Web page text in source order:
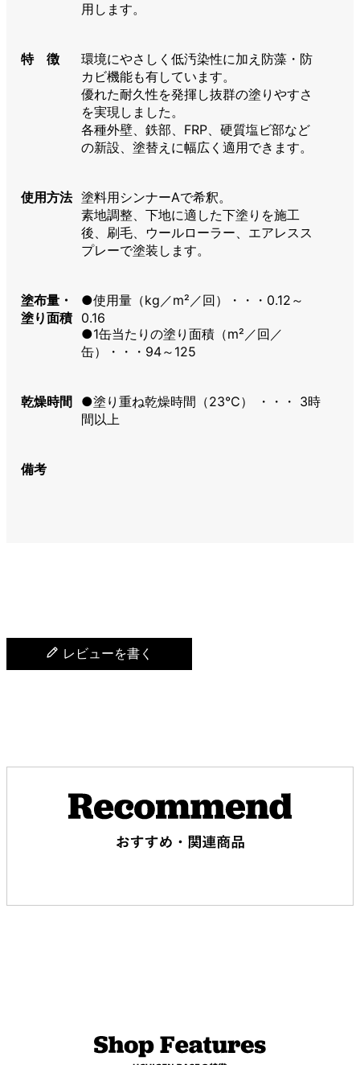
用します。
特 徴
環境にやさしく低汚染性に加え防藻・防
カビ機能も有しています。
優れた耐久性を発揮し抜群の塗りやすさ
を実現しました。
各種外壁、鉄部、FRP、硬質塩ビ部など
の新設、塗替えに幅広く適用できます。
使用方法 塗料用シンナーAで希釈。
素地調整、下地に適した下塗りを施工
後、刷毛、ウールローラー、エアレスス
プレーで塗装します。
塗布量・
塗り面積
●使用量（kg／m²／回）・・・0.12～
0.16
●1缶当たりの塗り面積（m²／回／
缶）・・・94～125
乾燥時間 ●塗り重ね乾燥時間（23℃） ・・・ 3時
間以上
備考
レビューを書く